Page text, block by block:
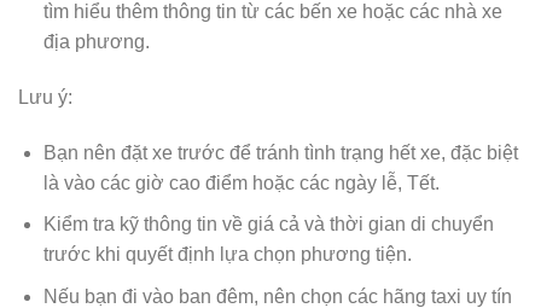
tìm hiểu thêm thông tin từ các bến xe hoặc các nhà xe
địa phương.
Lưu ý:
Bạn nên đặt xe trước để tránh tình trạng hết xe, đặc biệt
là vào các giờ cao điểm hoặc các ngày lễ, Tết.
Kiểm tra kỹ thông tin về giá cả và thời gian di chuyển
trước khi quyết định lựa chọn phương tiện.
Nếu bạn đi vào ban đêm, nên chọn các hãng taxi uy tín